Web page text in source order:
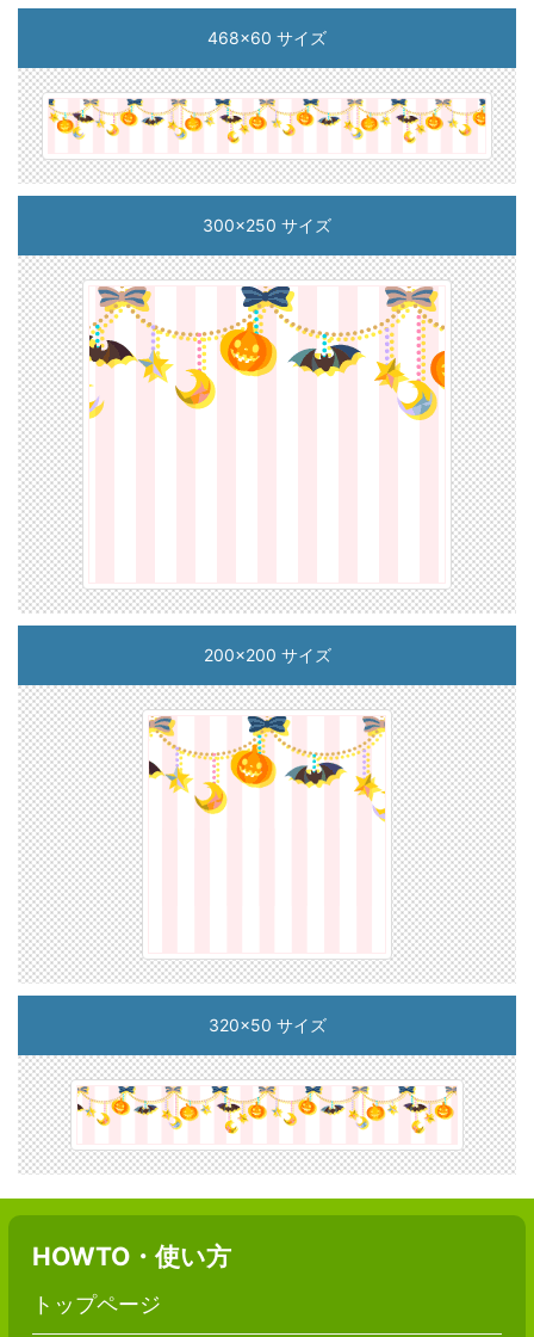
468x60 サイズ
300x250 サイズ
200x200 サイズ
320x50 サイズ
HOWTO・使い方
トップページ